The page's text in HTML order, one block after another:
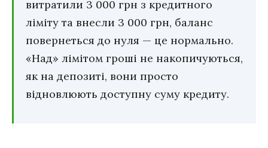
витратили 3 000 грн з кредитного
ліміту та внесли 3 000 грн, баланс
повернеться до нуля — це нормально.
«Над» лімітом гроші не накопичуються,
як на депозиті, вони просто
відновлюють доступну суму кредиту.